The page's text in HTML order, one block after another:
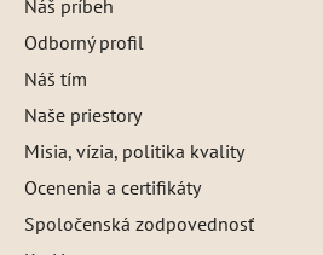
Náš príbeh
Odborný profil
Náš tím
Naše priestory
Misia, vízia, politika kvality
Ocenenia a certifikáty
Spoločenská zodpovednosť